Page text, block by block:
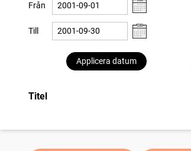
Från
Till
Applicera datum
Titel